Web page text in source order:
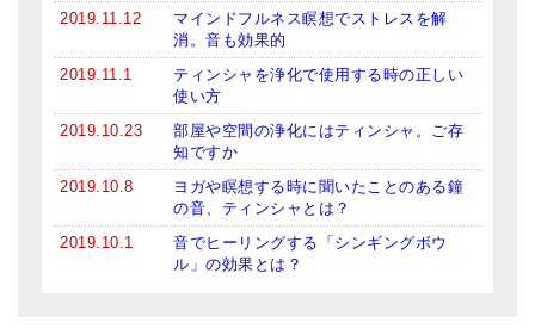
2019.11.12
マインドフルネス瞑想でストレスを解
消。音も効果的
2019.11.1
ティンシャを浄化で使用する時の正しい
使い方
2019.10.23
部屋や空間の浄化にはティンシャ。ご存
知ですか
2019.10.8
ヨガや瞑想する時に聞いたことのある鐘
の音、ティンシャとは？
2019.10.1
音でヒーリングする「シンギングボウ
ル」の効果とは？